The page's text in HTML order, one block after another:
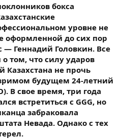
бокса
уровне не
оформленной до сих пор
— Геннадий Головкин. Все
том, что силу ударов
Казахстана не прочь
будущем 24-летний
В свое время, три года
встретиться с GGG, но
забраковала
Невада. Однако с тех